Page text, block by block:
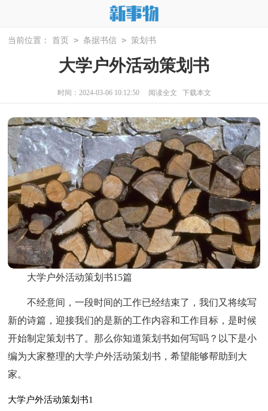
当前位置： 首页 > 条据书信 > 策划书
大学户外活动策划书
时间：2024-03-06 10:12:50 阅读全文 下载本文
大学户外活动策划书15篇
不经意间，一段时间的工作已经结束了，我们又将续写
新的诗篇，迎接我们的是新的工作内容和工作目标，是时候
开始制定策划书了。那么你知道策划书如何写吗？以下是小
编为大家整理的大学户外活动策划书，希望能够帮助到大
家。
大学户外活动策划书1